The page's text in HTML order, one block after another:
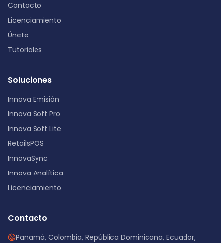
Contacto
Licenciamiento
Únete
Tutoriales
Soluciones
Innova Emisión
Innova Soft Pro
Innova Soft Lite
RetailsPOS
InnovaSync
Innova Analítica
Licenciamiento
Contacto
Panamá, Colombia, República Dominicana, Ecuador,